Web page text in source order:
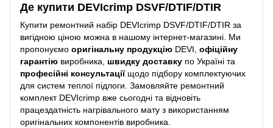
Де купити DEVIcrimp DSVF/DTIF/DTIR
Купити ремонтний набір DEVIcrimp DSVF/DTIF/DTIR за
вигідною ціною можна в нашому інтернет-магазині. Ми
пропонуємо оригінальну продукцію DEVI, офіційну
гарантію виробника, швидку доставку по Україні та
професійні консультації щодо підбору комплектуючих
для систем теплої підлоги. Замовляйте ремонтний
комплект DEVIcrimp вже сьогодні та відновіть
працездатність нагрівального мату з використанням
оригінальних компонентів виробника.